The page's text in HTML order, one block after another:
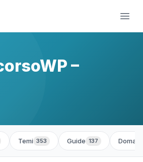
–
Temi 353 Guide 137